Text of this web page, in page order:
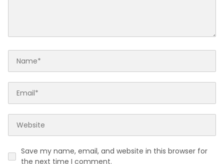
Save my name, email, and website in this browser for
the next time I comment.